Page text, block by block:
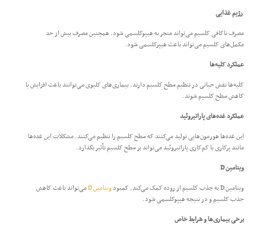
رژیم غذایی
مصرف ناکافی کلسیم می‌تواند منجر به هیپوکلسمی شود. همچنین مصرف بیش از حد
مکمل‌های کلسیم می‌تواند باعث هیپرکلسمی شود.
عملکرد کلیه‌ها
کلیه‌ها نقش حیاتی در تنظیم سطح کلسیم دارند. بیماری‌های کلیوی می‌توانند باعث افزایش یا
کاهش سطح کلسیم شوند.
عملکرد غده‌های پاراتیروئید
این غده‌ها هورمون‌هایی تولید می‌کنند که سطح کلسیم را تنظیم می‌کنند. مشکلات این غده‌ها
مانند پرکاری یا کم‌کاری پاراتیروئید می‌تواند بر سطح کلسیم تأثیر بگذارد.
ویتامین D
ویتامین D به جذب کلسیم از روده کمک می‌کند. کمبود
ویتامین D می‌تواند باعث کاهش
جذب کلسیم و در نتیجه هیپوکلسمی شود.
برخی بیماری‌ها و شرایط خاص